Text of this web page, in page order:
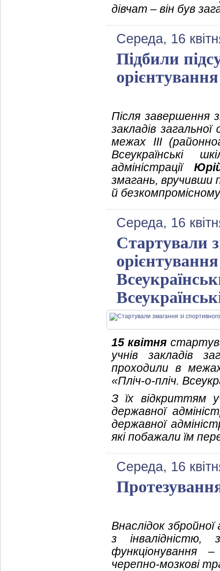
дівчат – він був
Середа, 16
Підбили
орієнтування
Після завершення
закладів
межах ІІІ
Всеукраїнські
адміністрації
змагань, вручивши
й
Середа, 16
Стартували
15 квітня
учнів закладів
проходили в
«Пліч-о-пліч.
З їх відкриттям
державної
державної
які побажали їм
Середа, 16
Внаслідок збройної
з
функціонування
черепно-мозкові